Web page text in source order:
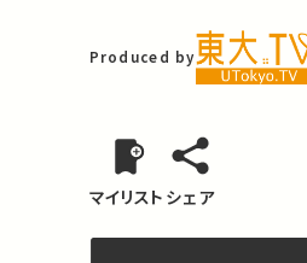
Produced by
マイリスト シェア